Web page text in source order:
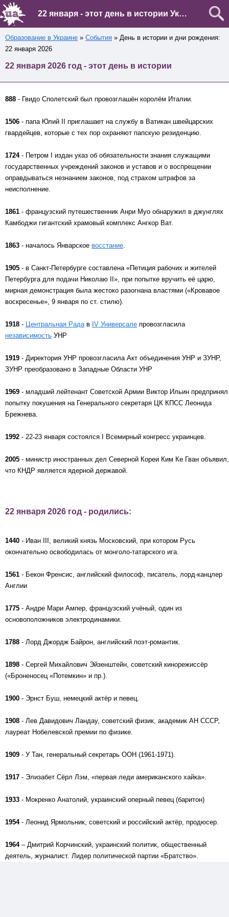
22 января - этот день в истории Украины и мира
Образование в Украине » События » День в истории и дни рождения:
22 января 2026
22 января 2026 год - этот день в истории
888 - Гвидо Сполетский был провозглашён королём Италии.
1506 - папа Юлий II приглашает на службу в Ватикан швейцарских
гвардейцев, которые с тех пор охраняют папскую резиденцию.
1724- Петром I издан указ об обязательности знания служащими
государственных учреждений законов и уставов и о воспрещении
оправдываться незнанием законов, под страхом штрафов за
неисполнение.
1861 - французский путешественник Анри Муо обнаружил в джунглях
Камбоджи гигантский храмовый комплекс Ангкор Ват.
1863 - началось Январское восстание.
1905 - в Санкт-Петербурге составлена «Петиция рабочих и жителей
Петербурга для подачи Николаю II», при попытке вручить её царю,
мирная демонстрация была жестоко разогнана властями («Кровавое
воскресенье», 9 января по ст. стилю).
1918 - Центральная Радав IV Универсале провозгласила
независимость УНР
1919 - Директория УНР провозгласила Акт объединения УНР и ЗУНР,
ЗУНР преобразовано в Западные Области УНР
1969 - младший лейтенант Советской Армии Виктор Ильин предпринял
попытку покушения на Генерального секретаря ЦК КПСС Леонида
Брежнева.
1992 - 22-23 января состоялся I Всемирный конгресс украинцев.
2005 - министр иностранных дел Северной Кореи Ким Ке Гван объявил,
что КНДР является ядерной державой.
22 января 2026 год - родились:
1440 - Иван III, великий князь Московский, при котором Русь
окончательно освободилась от монголо-татарского ига.
1561 - Бекон Френсис, английский философ, писатель, лорд-канцлер
Англии
1775 - Андре Мари Ампер, французский учёный, один из
основоположников электродинамики.
1788 - Лорд Джордж Байрон, английский поэт-романтик.
1898 - Сергей Михайлович Эйзенштейн, советский кинорежиссёр
(«Броненосец «Потемкин» и пр.).
1900 - Эрнст Буш, немецкий актёр и певец.
1908 - Лев Давидович Ландау, советский физик, академик АН СССР,
лауреат Нобелевской премии по физике.
1909 - У Тан, генеральный секретарь ООН (1961-1971).
1917 - Элизабет Сёрл Лэм, «первая леди американского хайка».
1933 - Мокренко Анатолий, украинский оперный певец (баритон)
1954- Леонид Ярмольник, советский и российский актёр, продюсер.
1964– Дмитрий Корчинский, украинский политик, общественный
деятель, журналист. Лидер политической партии «Братство».